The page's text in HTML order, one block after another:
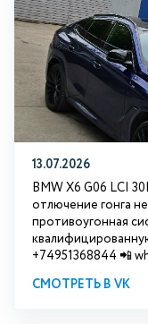
13.07.2026
BMW X6 G06 LCI
отлючение гонга
противоугонная
+74951368844 📲
СМОТРЕТЬ В VK